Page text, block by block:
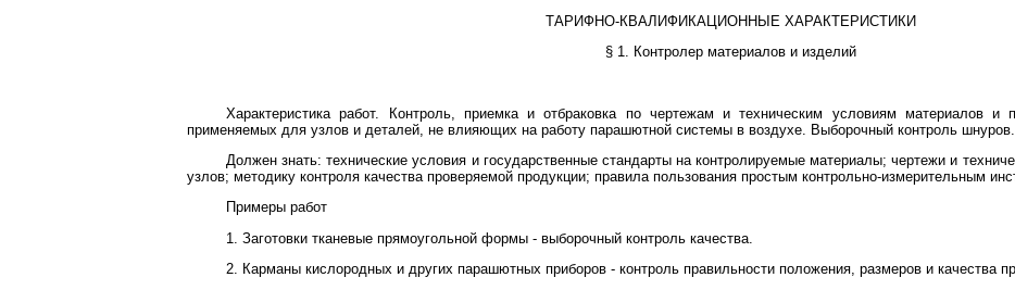
ТАРИФНО-КВАЛИФИКАЦИОННЫЕ ХАРАКТЕРИСТИКИ
§ 1. Контролер материалов и изделий
Характеристика работ. Контроль, приемка и отбраковка по чертежам и техническим условиям материалов и
применяемых для узлов и деталей, не влияющих на работу парашютной системы в воздухе. Выборочный контроль шнуров.
Должен знать: технические условия и государственные стандарты на контролируемые материалы; чертежи и
узлов; методику контроля качества проверяемой продукции; правила пользования простым контрольно-измерительным
Примеры работ
1. Заготовки тканевые прямоугольной формы - выборочный контроль качества.
2. Карманы кислородных и других парашютных приборов - контроль правильности положения, размеров и качества